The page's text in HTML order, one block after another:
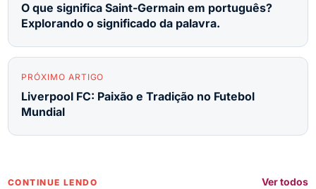
O que significa Saint-Germain em português?
Explorando o significado da palavra.
PRÓXIMO ARTIGO
Liverpool FC: Paixão e Tradição no Futebol
Mundial
CONTINUE LENDO Ver todos